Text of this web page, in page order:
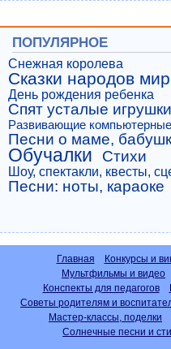
ПОПУЛЯРНОЕ
Снежная королева
Сказки народов
День рождения ребенка
Спят усталые игрушки
Развивающие
Песни о маме,
Обучалки Стихи
Шоу, спектакли, квесты,
Песни: ноты, караоке
Главная Конкурсы и
Мультфильмы и видео
Конспекты для педагогов
Советы родителям и
Мастер-классы, поделки
Солнечные песни и